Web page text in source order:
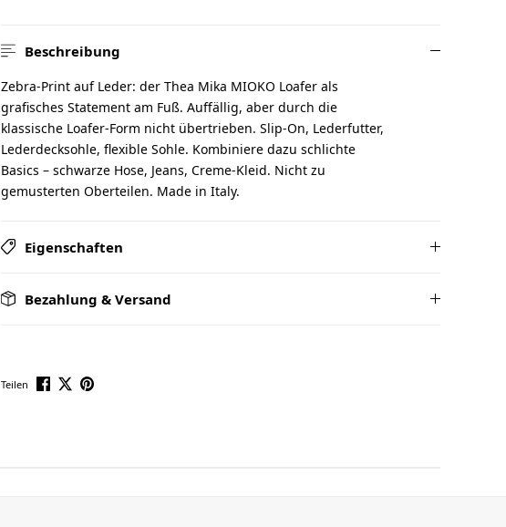
Beschreibung
Zebra-Print auf Leder: der Thea Mika MIOKO Loafer als
grafisches Statement am Fuß. Auffällig, aber durch die
klassische Loafer-Form nicht übertrieben. Slip-On, Lederfutter,
Lederdecksohle, flexible Sohle. Kombiniere dazu schlichte
Basics – schwarze Hose, Jeans, Creme-Kleid. Nicht zu
gemusterten Oberteilen. Made in Italy.
Eigenschaften
Bezahlung & Versand
Teilen